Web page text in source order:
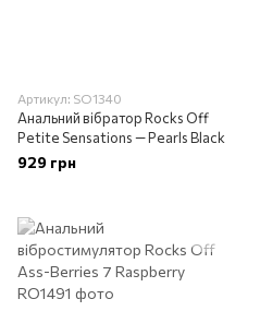
Артикул: SO1340
Анальний вібратор Rocks Off
Petite Sensations — Pearls Black
929 грн